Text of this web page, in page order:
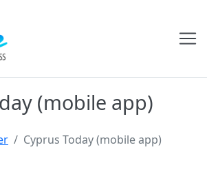
(mobile app)
Cyprus Today (mobile app)